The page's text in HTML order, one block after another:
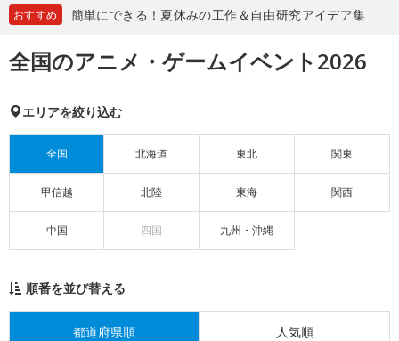
おすすめ 簡単にできる！夏休みの工作＆自由研究アイデア集
全国のアニメ・ゲームイベント2026
エリアを絞り込む
全国 北海道 東北 関東
甲信越 北陸 東海 関西
中国 四国 九州・沖縄
順番を並び替える
都道府県順 人気順